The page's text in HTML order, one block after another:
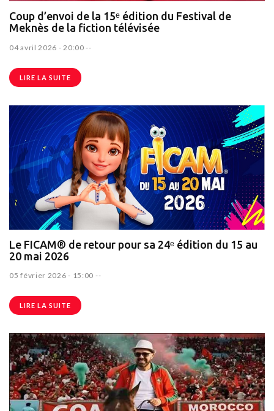
Coup d’envoi de la 15ᵉ édition du Festival de
Meknès de la fiction télévisée
04 avril 2026 - 20:00 --
LIRE LA SUITE
Le FICAM® de retour pour sa 24ᵉ édition du 15 au
20 mai 2026
05 février 2026 - 15:00 --
LIRE LA SUITE